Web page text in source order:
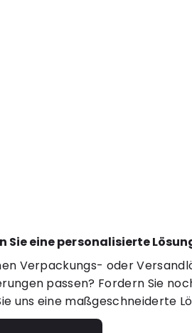
Sie eine personalisierte
Verpackungs- oder
passen? Fordern Sie
uns eine maßgeschneiderte